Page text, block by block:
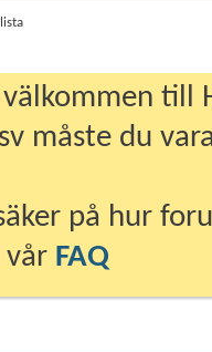
till
måste du
på hur
vår FAQ